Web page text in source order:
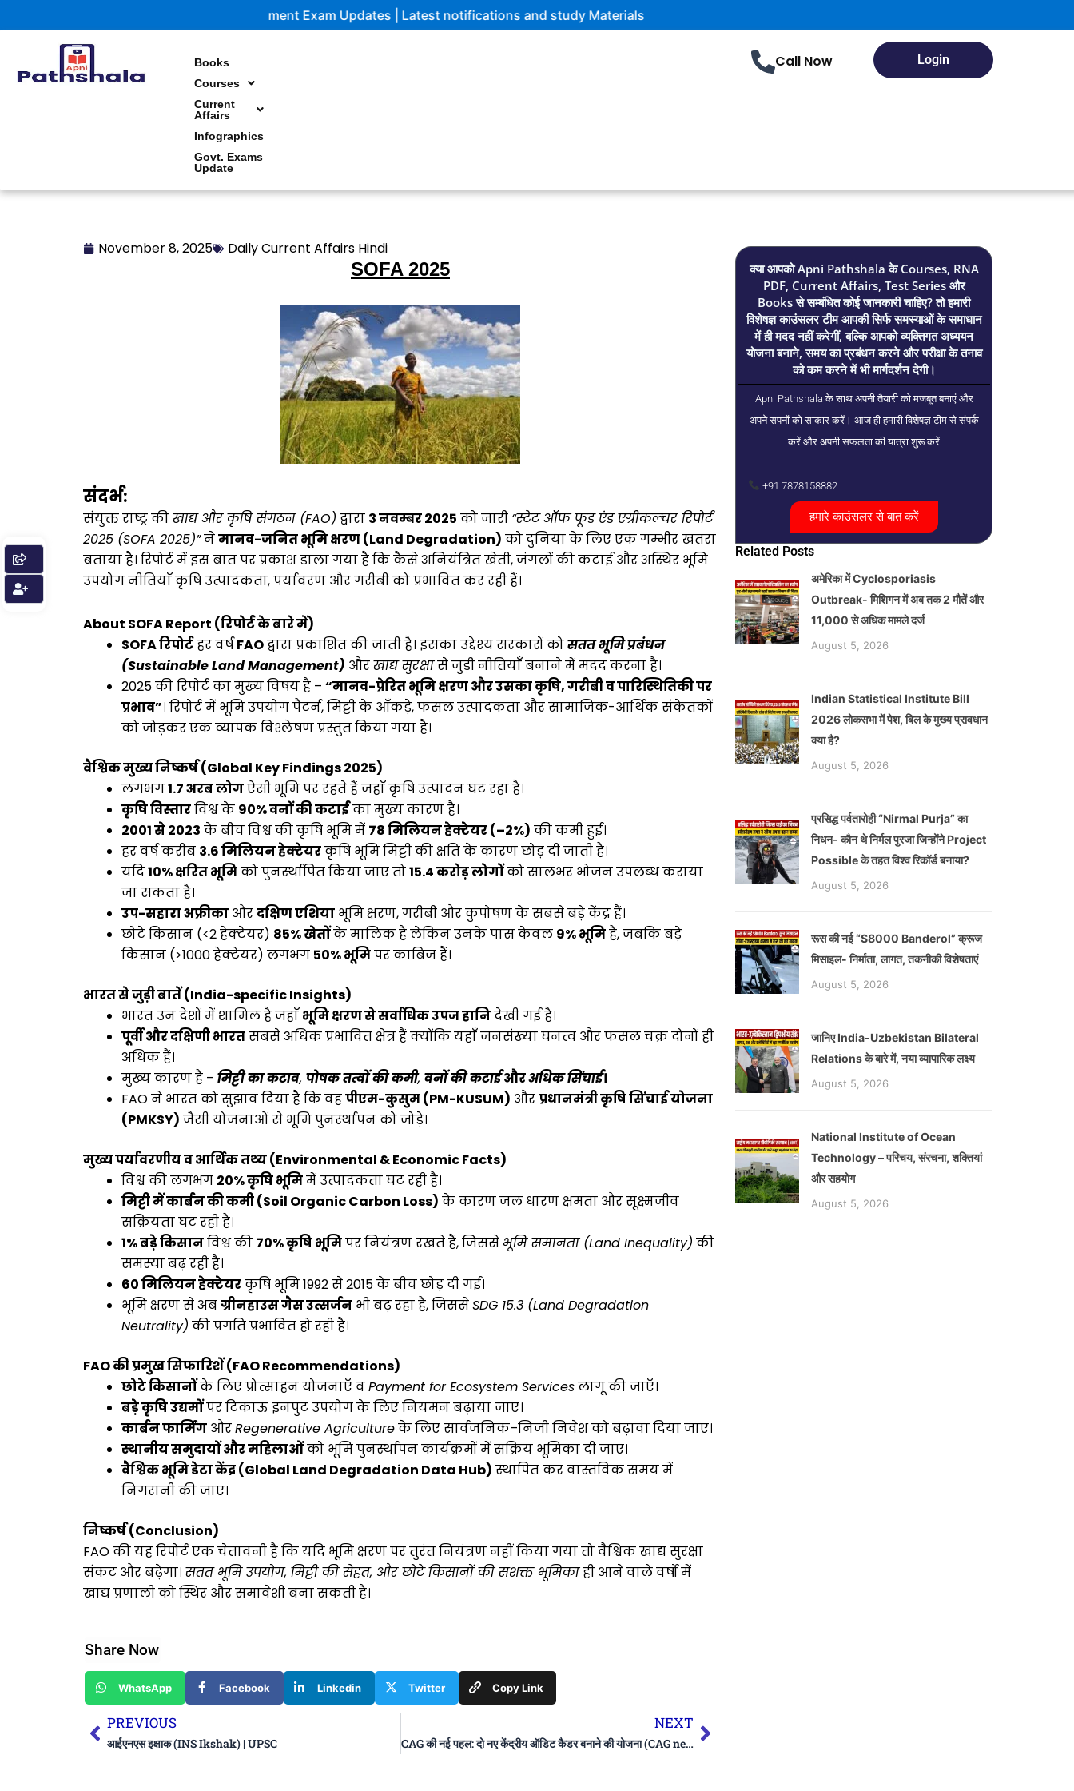
to
Government Exam Updates | Latest notifications and study Materials
Books
Courses
Current
Affairs
Infographics
Govt. Exams
Update
Call Now Login
November 8, 2025 Daily Current Affairs Hindi
SOFA 2025
संदर्भ:
संयुक्त राष्ट्र कीखाद्य और कृषि संगठन (FAO) द्वारा 3 नवम्बर 2025 को जारी “स्टेट ऑफ फूड एंड एग्रीकल्चर रिपोर्ट
2025 (SOFA 2025)”नेमानव-जनित भूमि क्षरण (Land Degradation) को दुनिया के लिए एक गम्भीर खतरा
बताया है। रिपोर्ट में इस बात पर प्रकाश डाला गया है कि कैसे अनियंत्रित खेती, जंगलों की कटाई और अस्थिर भूमि
उपयोग नीतियाँ कृषि उत्पादकता, पर्यावरण और गरीबी को प्रभावित कर रही हैं।
About SOFA Report (रिपोर्ट के बारे में)
SOFA रिपोर्टहर वर्षFAOद्वारा प्रकाशित की जाती है। इसका उद्देश्य सरकारों कोसतत भूमि प्रबंधन
(Sustainable Land Management) औरखाद्य सुरक्षासे जुड़ी नीतियाँ बनाने में मदद करना है।
2025 की रिपोर्ट का मुख्य विषय है – “मानव-प्रेरित भूमि क्षरण और उसका कृषि, गरीबी व पारिस्थितिकी पर
प्रभाव”। रिपोर्ट में भूमि उपयोग पैटर्न, मिट्टी के आँकड़े, फसल उत्पादकता और सामाजिक-आर्थिक संकेतकों
को जोड़कर एक व्यापक विश्लेषण प्रस्तुत किया गया है।
वैश्विक मुख्य निष्कर्ष (Global Key Findings 2025)
लगभग1.7 अरब लोगऐसी भूमि पर रहते हैं जहाँ कृषि उत्पादन घट रहा है।
कृषि विस्तारविश्व के 90% वनों की कटाईका मुख्य कारण है।
2001 से 2023 के बीच विश्व की कृषि भूमि में 78 मिलियन हेक्टेयर (–2%) की कमी हुई।
हर वर्ष करीब 3.6 मिलियन हेक्टेयरकृषि भूमि मिट्टी की क्षति के कारण छोड़ दी जाती है।
यदि10% क्षरित भूमिको पुनर्स्थापित किया जाए तो15.4 करोड़ लोगोंको सालभर भोजन उपलब्ध कराया
जा सकता है।
उप-सहारा अफ्रीका औरदक्षिण एशिया भूमि क्षरण, गरीबी और कुपोषण के सबसे बड़े केंद्र हैं।
छोटे किसान (<2 हेक्टेयर) 85% खेतोंके मालिक हैं लेकिन उनके पास केवल 9% भूमिहै, जबकि बड़े
किसान (>1000 हेक्टेयर) लगभग 50% भूमिपर काबिज हैं।
भारत से जुड़ी बातें (India-specific Insights)
भारत उन देशों में शामिल है जहाँ भूमि क्षरण से सर्वाधिक उपज हानिदेखी गई है।
पूर्वी और दक्षिणी भारतसबसे अधिक प्रभावित क्षेत्र हैं क्योंकि यहाँ जनसंख्या घनत्व और फसल चक्र दोनों ही
अधिक हैं।
मुख्य कारण हैं – मिट्टी का कटाव, पोषक तत्वों की कमी, वनों की कटाईऔरअधिक सिंचाई।
FAO ने भारत को सुझाव दिया है कि वहपीएम-कुसुम (PM-KUSUM) औरप्रधानमंत्री कृषि सिंचाई योजना
(PMKSY) जैसी योजनाओं से भूमि पुनर्स्थापन को जोड़े।
मुख्य पर्यावरणीय व आर्थिक तथ्य (Environmental & Economic Facts)
विश्व की लगभग 20% कृषि भूमिमें उत्पादकता घट रही है।
मिट्टी में कार्बन की कमी (Soil Organic Carbon Loss) के कारण जल धारण क्षमता और सूक्ष्मजीव
सक्रियता घट रही है।
1% बड़े किसानविश्व की 70% कृषि भूमिपर नियंत्रण रखते हैं, जिससे भूमि समानता (Land Inequality) की
समस्या बढ़ रही है।
60 मिलियन हेक्टेयरकृषि भूमि 1992 से 2015 के बीच छोड़ दी गई।
भूमि क्षरण से अबग्रीनहाउस गैस उत्सर्जन भी बढ़ रहा है, जिससेSDG 15.3 (Land Degradation
Neutrality) की प्रगति प्रभावित हो रही है।
FAO की प्रमुख सिफारिशें (FAO Recommendations)
छोटे किसानोंके लिए प्रोत्साहन योजनाएँ वPayment for Ecosystem Servicesलागू की जाएँ।
बड़े कृषि उद्यमोंपर टिकाऊ इनपुट उपयोग के लिए नियमन बढ़ाया जाए।
कार्बन फार्मिंग औरRegenerative Agricultureके लिए सार्वजनिक–निजी निवेश को बढ़ावा दिया जाए।
स्थानीय समुदायों और महिलाओंको भूमि पुनर्स्थापन कार्यक्रमों में सक्रिय भूमिका दी जाए।
वैश्विक भूमि डेटा केंद्र (Global Land Degradation Data Hub)स्थापित कर वास्तविक समय में
निगरानी की जाए।
निष्कर्ष (Conclusion)
FAO की यह रिपोर्ट एक चेतावनी है कि यदि भूमि क्षरण पर तुरंत नियंत्रण नहीं किया गया तो वैश्विक खाद्य सुरक्षा
संकट और बढ़ेगा। सतत भूमि उपयोग, मिट्टी की सेहत, और छोटे किसानों की सशक्त भूमिकाही आने वाले वर्षों में
खाद्य प्रणाली को स्थिर और समावेशी बना सकती है।
Share Now
WhatsApp Facebook Linkedin Twitter Copy Link
Prev
PREVIOUS
आईएनएस इक्षाक (INS Ikshak) | UPSC
NEXT
CAG की नई पहल: दो नए केंद्रीय ऑडिट कैडर बनाने की योजना (CAG new initiative: Plan to create two new central audit cadres) | Apni Pathshala
Next
क्या आपको Apni Pathshala के Courses, RNA
PDF, Current Affairs, Test Series और
Books से सम्बंधित कोई जानकारी चाहिए? तो हमारी
विशेषज्ञ काउंसलर टीम आपकी सिर्फ समस्याओं के समाधान
में ही मदद नहीं करेगीं, बल्कि आपको व्यक्तिगत अध्ययन
योजना बनाने, समय का प्रबंधन करने और परीक्षा के तनाव
को कम करने में भी मार्गदर्शन देगी।
Apni Pathshala के साथ अपनी तैयारी को मजबूत बनाएं और
अपने सपनों को साकार करें। आज ही हमारी विशेषज्ञ टीम से संपर्क
करें और अपनी सफलता की यात्रा शुरू करें
+91 7878158882
हमारे काउंसलर से बात करें
Related Posts
अमेरिका में Cyclosporiasis
Outbreak- मिशिगन में अब तक 2 मौतें और
11,000 से अधिक मामले दर्ज
August 5, 2026
Indian Statistical Institute Bill
2026 लोकसभा में पेश, बिल के मुख्य प्रावधान
क्या है?
August 5, 2026
प्रसिद्ध पर्वतारोही “Nirmal Purja” का
निधन- कौन थे निर्मल पुरजा जिन्होंने Project
Possible के तहत विश्व रिकॉर्ड बनाया?
August 5, 2026
रूस की नई “S8000 Banderol” क्रूज
मिसाइल- निर्माता, लागत, तकनीकी विशेषताएं
August 5, 2026
जानिए India-Uzbekistan Bilateral
Relations के बारे में, नया व्यापारिक लक्ष्य
August 5, 2026
National Institute of Ocean
Technology – परिचय, संरचना, शक्तियां
और सहयोग
August 5, 2026